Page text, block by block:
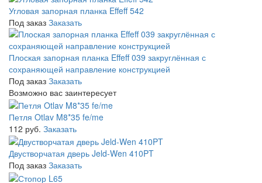
Угловая запорная планка Effeff 542
Под заказ Заказать
Плоская запорная планка Effeff 039 закруглённая с
сохраняющей направление конструкцией
Под заказ Заказать
Возможно вас заинтересует
Петля Otlav M8*35 fe/me
112 руб. Заказать
Двустворчатая дверь Jeld-Wen 410PT
Под заказ Заказать